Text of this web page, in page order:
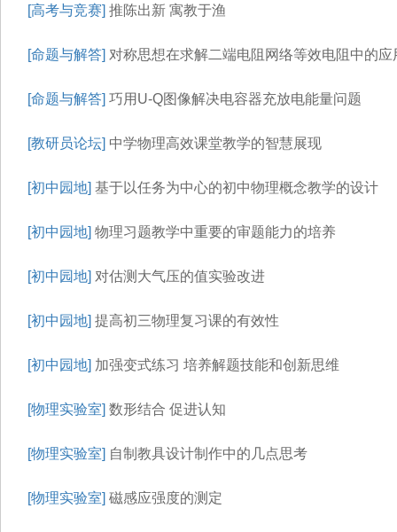
[高考与竞赛] 推陈出新 寓教于渔
[命题与解答] 对称思想在求解二端电阻网络等效电阻中的应
[命题与解答] 巧用U-Q图像解决电容器充放电能量问题
[教研员论坛] 中学物理高效课堂教学的智慧展现
[初中园地] 基于以任务为中心的初中物理概念教学的设计
[初中园地] 物理习题教学中重要的审题能力的培养
[初中园地] 对估测大气压的值实验改进
[初中园地] 提高初三物理复习课的有效性
[初中园地] 加强变式练习 培养解题技能和创新思维
[物理实验室] 数形结合 促进认知
[物理实验室] 自制教具设计制作中的几点思考
[物理实验室] 磁感应强度的测定